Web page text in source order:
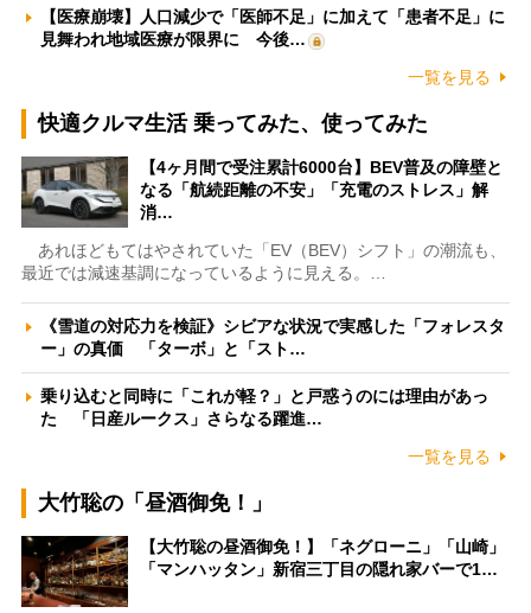
【医療崩壊】人口減少で「医師不足」に加えて「患者不足」に
見舞われ地域医療が限界に 今後…
一覧を見る
快適クルマ生活 乗ってみた、使ってみた
【4ヶ月間で受注累計6000台】BEV普及の障壁と
なる「航続距離の不安」「充電のストレス」解
消…
あれほどもてはやされていた「EV（BEV）シフト」の潮流も、
最近では減速基調になっているように見える。…
《雪道の対応力を検証》シビアな状況で実感した「フォレスタ
ー」の真価 「ターボ」と「スト…
乗り込むと同時に「これが軽？」と戸惑うのには理由があっ
た 「日産ルークス」さらなる躍進…
一覧を見る
大竹聡の「昼酒御免！」
【大竹聡の昼酒御免！】「ネグローニ」「山崎」
「マンハッタン」新宿三丁目の隠れ家バーで1…